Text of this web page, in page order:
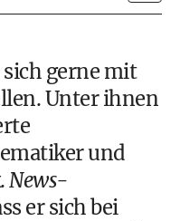
gerne mit
Unter ihnen
und
News-
er sich bei